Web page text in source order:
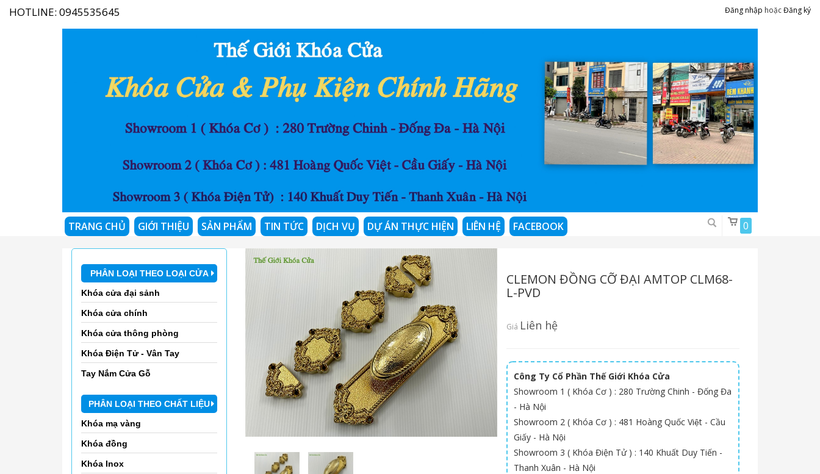
HOTLINE: 0945535645 Đăng nhập hoặcĐăng ký
TRANG CHỦ GIỚI THIỆU SẢN PHẨM TIN TỨC DỊCH VỤ DỰ ÁN THỰC HIỆN LIÊN HỆ FACEBOOK 0
PHÂN LOẠI THEO LOẠI CỬA
Khóa cửa đại sảnh
Khóa cửa chính
Khóa cửa thông phòng
Khóa Điện Tử - Vân Tay
Tay Nắm Cửa Gỗ
PHÂN LOẠI THEO CHẤT LIỆU
Khóa mạ vàng
Khóa đồng
Khóa Inox
CLEMON ĐỒNG CỠ ĐẠI AMTOP CLM68-
L-PVD
Giá Liên hệ
Công Ty Cổ Phần Thế Giới Khóa Cửa
Showroom 1 ( Khóa Cơ ) : 280 Trường Chinh - Đống Đa
- Hà Nội
Showroom 2 ( Khóa Cơ ) : 481 Hoàng Quốc Việt - Cầu
Giấy - Hà Nội
Showroom 3 ( Khóa Điện Tử ) : 140 Khuất Duy Tiến -
Thanh Xuân - Hà Nội